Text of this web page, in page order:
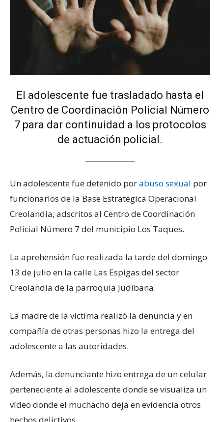
El adolescente fue trasladado hasta el
Centro de Coordinación Policial Número
7 para dar continuidad a los protocolos
de actuación policial.
Un adolescente fue detenido porabuso sexual por
funcionarios de la Base Estratégica Operacional
Creolandia, adscritos al Centro de Coordinación
Policial Número 7 del municipio Los Taques.
La aprehensión fue realizada la tarde del domingo
13 de julio en la calle Las Espigas del sector
Creolandia de la parroquia Judibana.
La madre de la víctima realizó la denuncia y en
compañía de otras personas hizo la entrega del
adolescente a las autoridades.
Además, la denunciante hizo entrega de un celular
perteneciente al adolescente donde se visualiza un
vídeo donde el muchacho deja en evidencia otros